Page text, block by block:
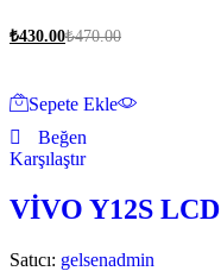
₺430.00₺470.00
Sepete Ekle
Beğen
Karşılaştır
VİVO Y12S LCD
Satıcı: gelsenadmin